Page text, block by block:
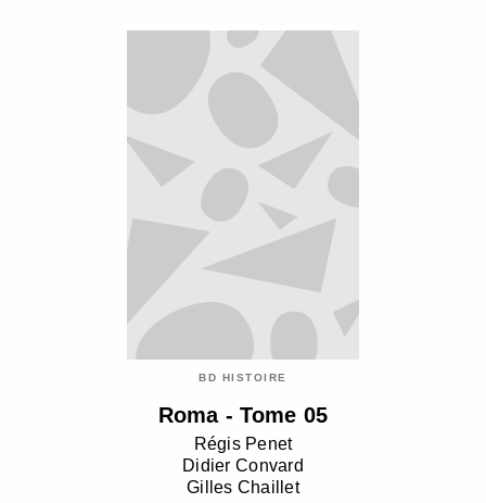
BD HISTOIRE
Roma - Tome 05
Régis Penet
Didier Convard
Gilles Chaillet